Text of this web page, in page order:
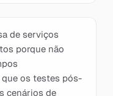
de serviços
porque não
que os testes pós-
cenários de